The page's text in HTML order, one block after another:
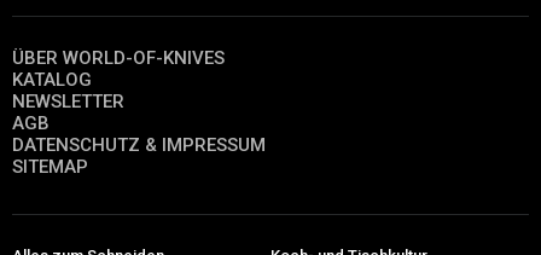
ÜBER WORLD-OF-KNIVES
KATALOG
NEWSLETTER
AGB
DATENSCHUTZ & IMPRESSUM
SITEMAP